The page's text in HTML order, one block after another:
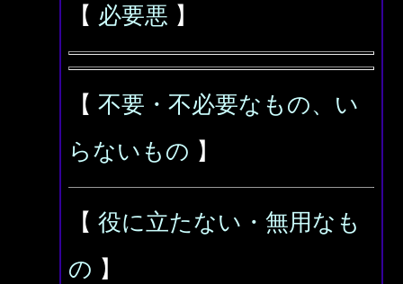
【 必要悪 】
【 不要・不必要なもの、い
らないもの 】
【 役に立たない・無用なも
の 】